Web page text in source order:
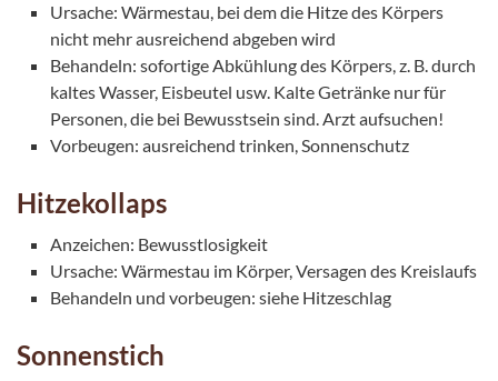
Ursache: Wärmestau, bei dem die Hitze des Körpers
nicht mehr ausreichend abgeben wird
Behandeln: sofortige Abkühlung des Körpers, z. B. durch
kaltes Wasser, Eisbeutel usw. Kalte Getränke nur für
Personen, die bei Bewusstsein sind. Arzt aufsuchen!
Vorbeugen: ausreichend trinken, Sonnenschutz
Hitzekollaps
Anzeichen: Bewusstlosigkeit
Ursache: Wärmestau im Körper, Versagen des Kreislaufs
Behandeln und vorbeugen: siehe Hitzeschlag
Sonnenstich